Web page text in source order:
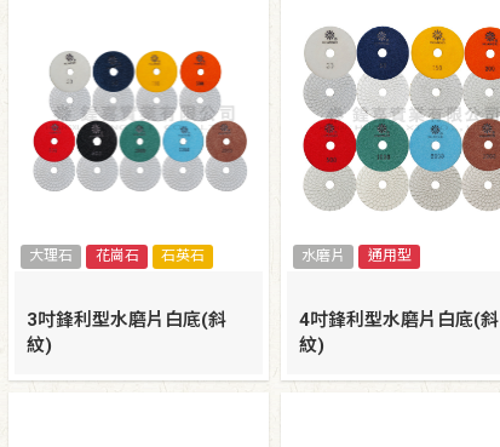
大理石 花崗石 石英石
3吋鋒利型水磨片白底(斜
紋)
水磨片 通用型
4吋鋒利型水磨片白底(斜
紋)